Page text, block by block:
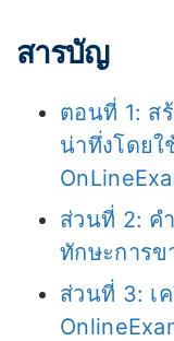
สารบัญ
ตอนที่ 1: ส
น่าทึ่งโดย
ส่วนที่ 2: ค
ทักษะการข
ส่วนที่ 3: เ